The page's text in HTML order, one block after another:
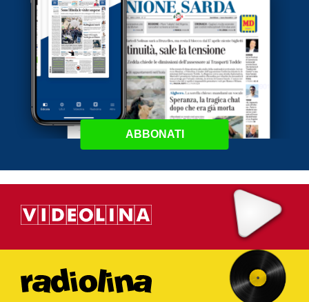
ABBONATI